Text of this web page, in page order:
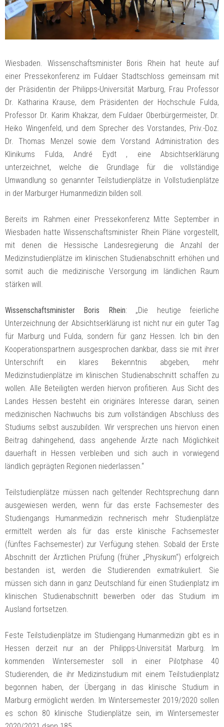
Wiesbaden. Wissenschaftsminister Boris Rhein hat heute auf
einer Pressekonferenz im Fuldaer Stadtschloss gemeinsam mit
der Präsidentin der Philipps-Universität Marburg, Frau Professor
Dr. Katharina Krause, dem Präsidenten der Hochschule Fulda,
Professor Dr. Karim Khakzar, dem Fuldaer Oberbürgermeister, Dr.
Heiko Wingenfeld, und dem Sprecher des Vorstandes, Priv.-Doz.
Dr. Thomas Menzel sowie dem Vorstand Administration des
Klinikums Fulda, André Eydt , eine Absichtserklärung
unterzeichnet, welche die Grundlage für die vollständige
Umwandlung so genannter Teilstudienplätze in Vollstudienplätze
in der Marburger Humanmedizin bilden soll.
Bereits im Rahmen einer Pressekonferenz Mitte September in
Wiesbaden hatte Wissenschaftsminister Rhein Pläne vorgestellt,
mit denen die Hessische Landesregierung die Anzahl der
Medizinstudienplätze im klinischen Studienabschnitt erhöhen und
somit auch die medizinische Versorgung im ländlichen Raum
stärken will.
Wissenschaftsminister Boris Rhein: „Die heutige feierliche
Unterzeichnung der Absichtserklärung ist nicht nur ein guter Tag
für Marburg und Fulda, sondern für ganz Hessen. Ich bin den
Kooperationspartnern ausgesprochen dankbar, dass sie mit ihrer
Unterschrift ein klares Bekenntnis abgeben, mehr
Medizinstudienplätze im klinischen Studienabschnitt schaffen zu
wollen. Alle Beteiligten werden hiervon profitieren. Aus Sicht des
Landes Hessen besteht ein originäres Interesse daran, seinen
medizinischen Nachwuchs bis zum vollständigen Abschluss des
Studiums selbst auszubilden. Wir versprechen uns hiervon einen
Beitrag dahingehend, dass angehende Ärzte nach Möglichkeit
dauerhaft in Hessen verbleiben und sich auch in vorwiegend
ländlich geprägten Regionen niederlassen.“
Teilstudienplätze müssen nach geltender Rechtsprechung dann
ausgewiesen werden, wenn für das erste Fachsemester des
Studiengangs Humanmedizin rechnerisch mehr Studienplätze
ermittelt werden als für das erste klinische Fachsemester
(fünftes Fachsemester) zur Verfügung stehen. Sobald der Erste
Abschnitt der Ärztlichen Prüfung (früher „Physikum“) erfolgreich
bestanden ist, werden die Studierenden exmatrikuliert. Sie
müssen sich dann in ganz Deutschland für einen Studienplatz im
klinischen Studienabschnitt bewerben oder das Studium im
Ausland fortsetzen.
Feste Teilstudienplätze im Studiengang Humanmedizin gibt es in
Hessen derzeit nur an der Philipps-Universität Marburg. Im
kommenden Wintersemester soll in einer Pilotphase 40
Studierenden, die ihr Medizinstudium mit einem Teilstudienplatz
begonnen haben, der Übergang in das klinische Studium in
Marburg ermöglicht werden. Im Wintersemester 2019/2020 sollen
es schon 80 klinische Studienplätze sein, im Wintersemester